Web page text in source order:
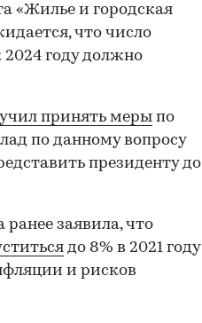
«Жилье и городская
что число
году должно
принять меры по
по данному вопросу
президенту до
заявила, что
до 8% в 2021 году
и рисков